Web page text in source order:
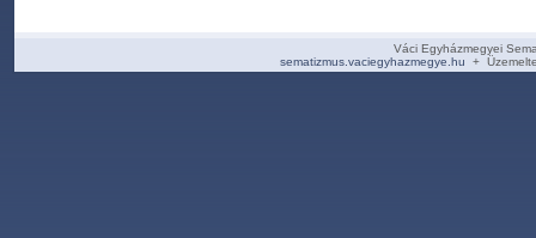
Váci Egyházmegyei
sematizmus.vaciegyhazmegye.hu +